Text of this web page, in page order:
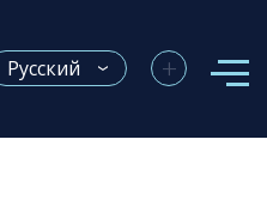
Русский +